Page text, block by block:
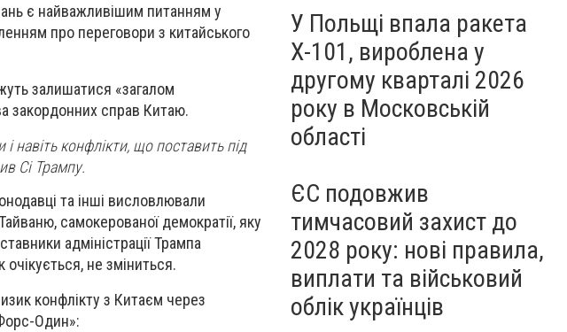
є найважливішим питанням у
про переговори з китайського
залишатися «загалом
закордонних справ Китаю.
навіть конфлікти, що поставить під
Сі Трампу.
та інші висловлювали
самокерованої демократії, яку
адміністрації Трампа
не зміниться.
конфлікту з Китаєм через
Один»:
У Польщі впала ракета
Х-101, вироблена у
другому кварталі 2026
року в Московській
області
ЄС подовжив
тимчасовий захист до
2028 року: нові правила,
виплати та військовий
облік українців